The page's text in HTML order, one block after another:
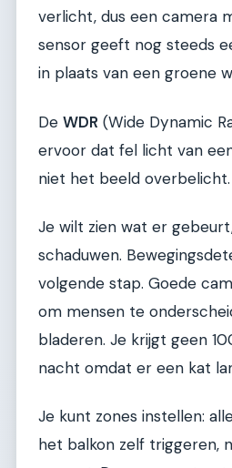
verlicht, dus een camera
sensor geeft nog steeds
in plaats van een groene
De WDR (Wide Dynamic
ervoor dat fel licht van
niet het beeld overbelicht.
Je wilt zien wat er
schaduwen.
volgende stap. Goede
om mensen te
bladeren. Je krijgt geen
nacht omdat er een kat
Je kunt zones instellen:
het balkon zelf triggeren,